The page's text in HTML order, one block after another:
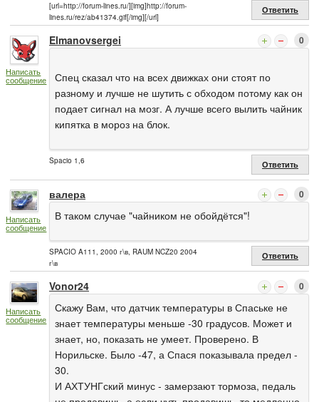
[url=http://forum-lines.ru/][img]http://forum-
lines.ru/rez/ab41374.gif[/img][/url]
Ответить
Написать
сообщение
Elmanovsergei 0
Спец сказал что на всех движках они стоят по
разному и лучше не шутить с обходом потому как он
подает сигнал на мозг. А лучше всего вылить чайник
кипятка в мороз на блок.
Spacio 1,6 Ответить
Написать
сообщение
валера 0
В таком случае "чайником не обойдётся"!
SPACIO A111, 2000 г\в, RAUM NCZ20 2004
г\в
Ответить
Написать
сообщение
Vonor24 0
Скажу Вам, что датчик температуры в Спаське не
знает температуры меньше -30 градусов. Может и
знает, но, показать не умеет. Проверено. В
Норильске. Было -47, а Спася показывала предел -
30.
И АХТУНГский минус - замерзают тормоза, педаль